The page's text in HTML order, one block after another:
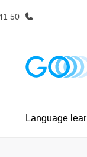
50
Home
Language